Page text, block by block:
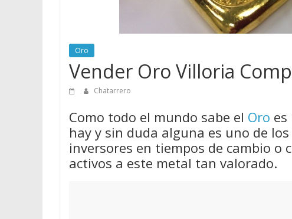
Oro
Vender Oro Villoria
Chatarrero
Como todo el mundo sabe el Oro es
hay y sin duda alguna es uno de
inversores en tiempos de cambio o
activos a este metal tan valorado.